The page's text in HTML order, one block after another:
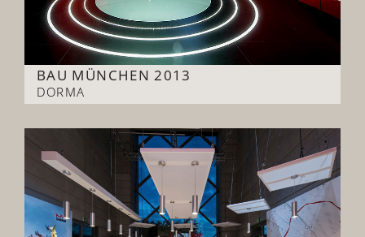
BAU MÜNCHEN 2013
DORMA